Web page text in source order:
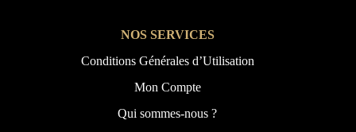
NOS SERVICES
Conditions Générales d’Utilisation
Mon Compte
Qui sommes-nous ?